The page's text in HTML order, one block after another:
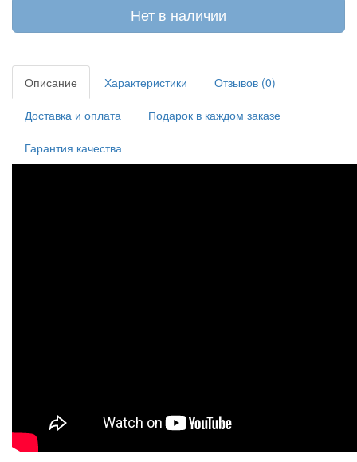
Нет в наличии
Описание Характеристики Отзывов (0)
Доставка и оплата Подарок в каждом заказе
Гарантия качества